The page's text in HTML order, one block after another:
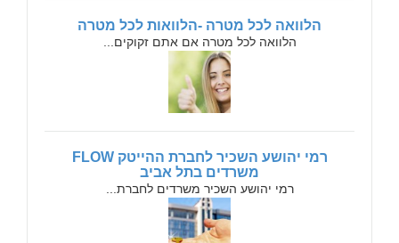
הלוואה לכל מטרה -הלוואות לכל מטרה
הלוואה לכל מטרה אם אתם זקוקים...
רמי יהושע השכיר לחברת ההייטק FLOW
משרדים בתל אביב
רמי יהושע השכיר משרדים לחברת...